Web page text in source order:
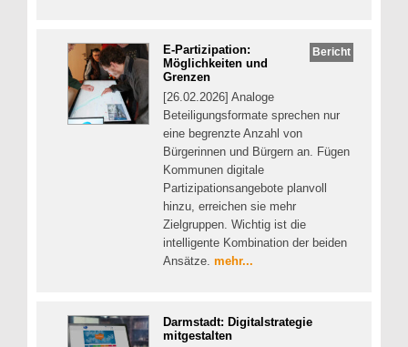
Bericht
E-Partizipation:
Möglichkeiten und
Grenzen
[26.02.2026] Analoge
Beteiligungsformate sprechen nur
eine begrenzte Anzahl von
Bürgerinnen und Bürgern an. Fügen
Kommunen digitale
Partizipationsangebote planvoll
hinzu, erreichen sie mehr
Zielgruppen. Wichtig ist die
intelligente Kombination der beiden
Ansätze. mehr...
Darmstadt: Digitalstrategie
mitgestalten